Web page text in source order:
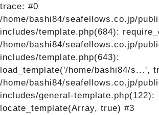
trace: #0
/home/bashi84/seafellows.co.jp/
includes/template.php(684):
/home/bashi84/seafellows.co.jp/
includes/template.php(643):
load_template('/home/bashi84/s...',
/home/bashi84/seafellows.co.jp/
includes/general-template.php(122):
locate_template(Array, true) #3